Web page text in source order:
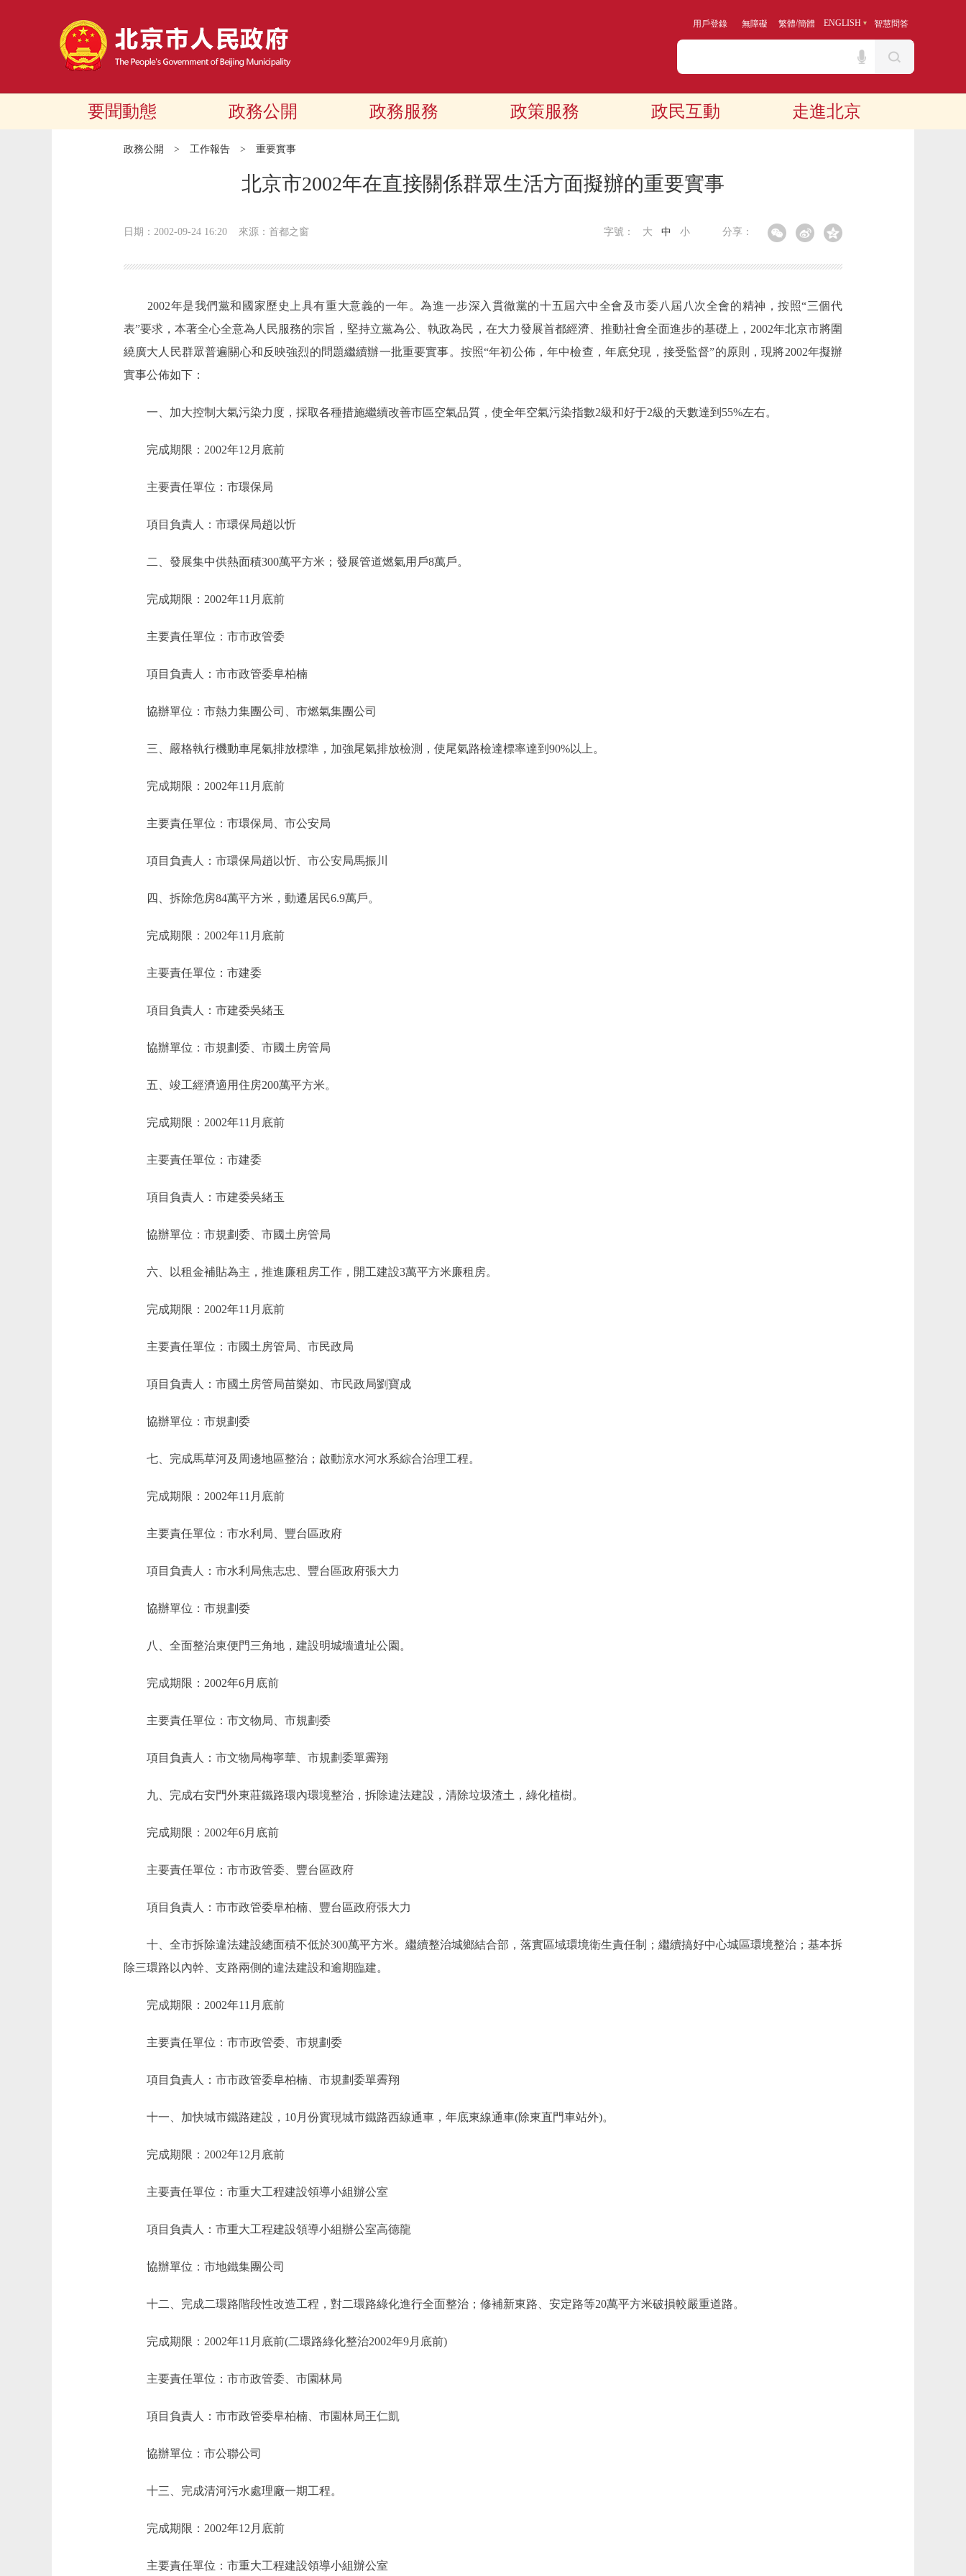
用戶登錄 無障礙 繁體/簡體 ENGLISH 智慧問答
要聞動態 政務公開 政務服務 政策服務 政民互動 走進北京
政務公開 > 工作報告 > 重要實事
北京市2002年在直接關係群眾生活方面擬辦的重要實事
日期：2002-09-24 16:20 來源：首都之窗 分享：
字號： 大 中 小
2002年是我們黨和國家歷史上具有重大意義的一年。為進一步深入貫徹黨的十五屆六中全會及市委八屆八次全會的精神，按照“三個代
表”要求，本著全心全意為人民服務的宗旨，堅持立黨為公、執政為民，在大力發展首都經濟、推動社會全面進步的基礎上，2002年北京市將圍
繞廣大人民群眾普遍關心和反映強烈的問題繼續辦一批重要實事。按照“年初公佈，年中檢查，年底兌現，接受監督”的原則，現將2002年擬辦
實事公佈如下：
一、加大控制大氣污染力度，採取各種措施繼續改善市區空氣品質，使全年空氣污染指數2級和好于2級的天數達到55%左右。
完成期限：2002年12月底前
主要責任單位：市環保局
項目負責人：市環保局趙以忻
二、發展集中供熱面積300萬平方米；發展管道燃氣用戶8萬戶。
完成期限：2002年11月底前
主要責任單位：市市政管委
項目負責人：市市政管委阜柏楠
協辦單位：市熱力集團公司、市燃氣集團公司
三、嚴格執行機動車尾氣排放標準，加強尾氣排放檢測，使尾氣路檢達標率達到90%以上。
完成期限：2002年11月底前
主要責任單位：市環保局、市公安局
項目負責人：市環保局趙以忻、市公安局馬振川
四、拆除危房84萬平方米，動遷居民6.9萬戶。
完成期限：2002年11月底前
主要責任單位：市建委
項目負責人：市建委吳緒玉
協辦單位：市規劃委、市國土房管局
五、竣工經濟適用住房200萬平方米。
完成期限：2002年11月底前
主要責任單位：市建委
項目負責人：市建委吳緒玉
協辦單位：市規劃委、市國土房管局
六、以租金補貼為主，推進廉租房工作，開工建設3萬平方米廉租房。
完成期限：2002年11月底前
主要責任單位：市國土房管局、市民政局
項目負責人：市國土房管局苗樂如、市民政局劉寶成
協辦單位：市規劃委
七、完成馬草河及周邊地區整治；啟動涼水河水系綜合治理工程。
完成期限：2002年11月底前
主要責任單位：市水利局、豐台區政府
項目負責人：市水利局焦志忠、豐台區政府張大力
協辦單位：市規劃委
八、全面整治東便門三角地，建設明城墻遺址公園。
完成期限：2002年6月底前
主要責任單位：市文物局、市規劃委
項目負責人：市文物局梅寧華、市規劃委單霽翔
九、完成右安門外東莊鐵路環內環境整治，拆除違法建設，清除垃圾渣土，綠化植樹。
完成期限：2002年6月底前
主要責任單位：市市政管委、豐台區政府
項目負責人：市市政管委阜柏楠、豐台區政府張大力
十、全市拆除違法建設總面積不低於300萬平方米。繼續整治城鄉結合部，落實區域環境衛生責任制；繼續搞好中心城區環境整治；基本拆
除三環路以內幹、支路兩側的違法建設和逾期臨建。
完成期限：2002年11月底前
主要責任單位：市市政管委、市規劃委
項目負責人：市市政管委阜柏楠、市規劃委單霽翔
十一、加快城市鐵路建設，10月份實現城市鐵路西線通車，年底東線通車(除東直門車站外)。
完成期限：2002年12月底前
主要責任單位：市重大工程建設領導小組辦公室
項目負責人：市重大工程建設領導小組辦公室高德龍
協辦單位：市地鐵集團公司
十二、完成二環路階段性改造工程，對二環路綠化進行全面整治；修補新東路、安定路等20萬平方米破損較嚴重道路。
完成期限：2002年11月底前(二環路綠化整治2002年9月底前)
主要責任單位：市市政管委、市園林局
項目負責人：市市政管委阜柏楠、市園林局王仁凱
協辦單位：市公聯公司
十三、完成清河污水處理廠一期工程。
完成期限：2002年12月底前
主要責任單位：市重大工程建設領導小組辦公室